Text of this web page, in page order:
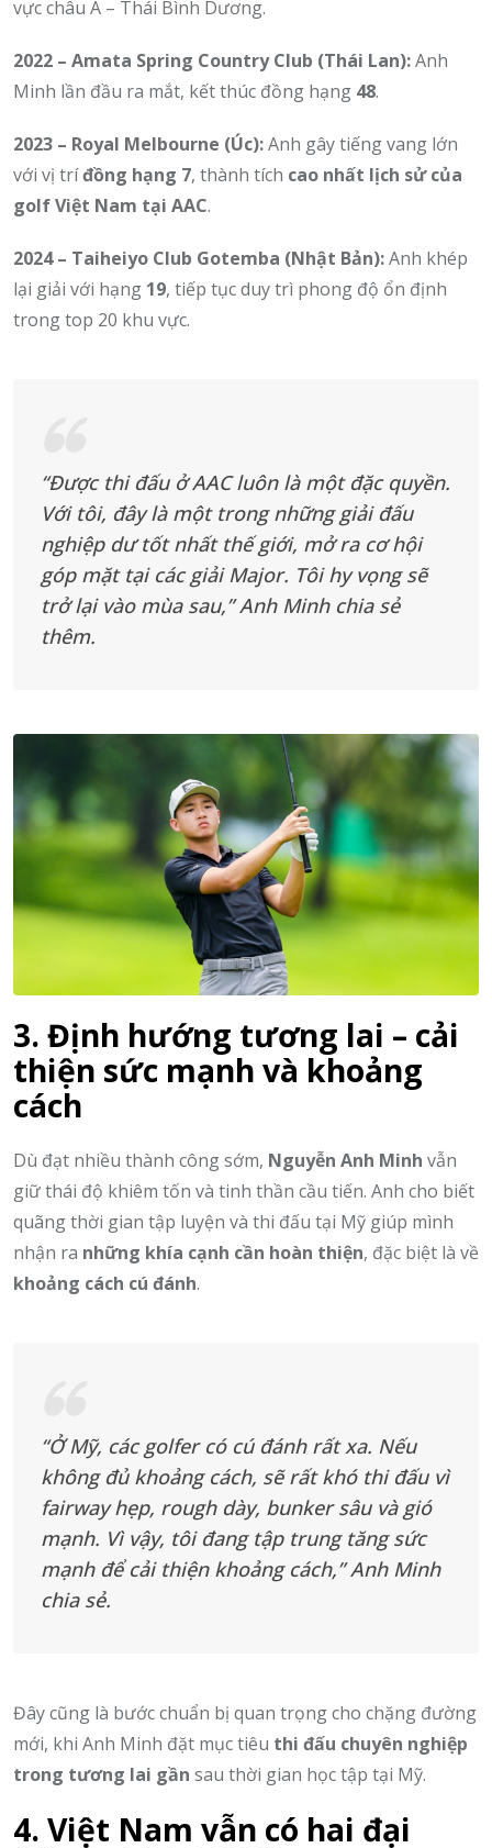
vực châu Á – Thái Bình Dương.
2022 – Amata Spring Country Club (Thái Lan):Anh
Minh lần đầu ra mắt, kết thúc đồng hạng 48.
2023 – Royal Melbourne (Úc):Anh gây tiếng vang lớn
với vị tríđồng hạng 7, thành tích cao nhất lịch sử của
golf Việt Nam tại AAC.
2024 – Taiheiyo Club Gotemba (Nhật Bản):Anh khép
lại giải với hạng 19, tiếp tục duy trì phong độ ổn định
trong top 20 khu vực.
“Được thi đấu ở AAC luôn là một đặc quyền.
Với tôi, đây là một trong những giải đấu
nghiệp dư tốt nhất thế giới, mở ra cơ hội
góp mặt tại các giải Major. Tôi hy vọng sẽ
trở lại vào mùa sau,” Anh Minh chia sẻ
thêm.
3. Định hướng tương lai – cải
thiện sức mạnh và khoảng
cách
Dù đạt nhiều thành công sớm, Nguyễn Anh Minh vẫn
giữ thái độ khiêm tốn và tinh thần cầu tiến. Anh cho biết
quãng thời gian tập luyện và thi đấu tại Mỹ giúp mình
nhận ra những khía cạnh cần hoàn thiện, đặc biệt là về
khoảng cách cú đánh.
“Ở Mỹ, các golfer có cú đánh rất xa. Nếu
không đủ khoảng cách, sẽ rất khó thi đấu vì
fairway hẹp, rough dày, bunker sâu và gió
mạnh. Vì vậy, tôi đang tập trung tăng sức
mạnh để cải thiện khoảng cách,” Anh Minh
chia sẻ.
Đây cũng là bước chuẩn bị quan trọng cho chặng đường
mới, khi Anh Minh đặt mục tiêu thi đấu chuyên nghiệp
trong tương lai gần sau thời gian học tập tại Mỹ.
4. Việt Nam vẫn có hai đại